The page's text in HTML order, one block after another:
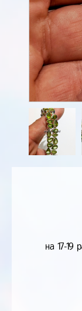
на 17-19